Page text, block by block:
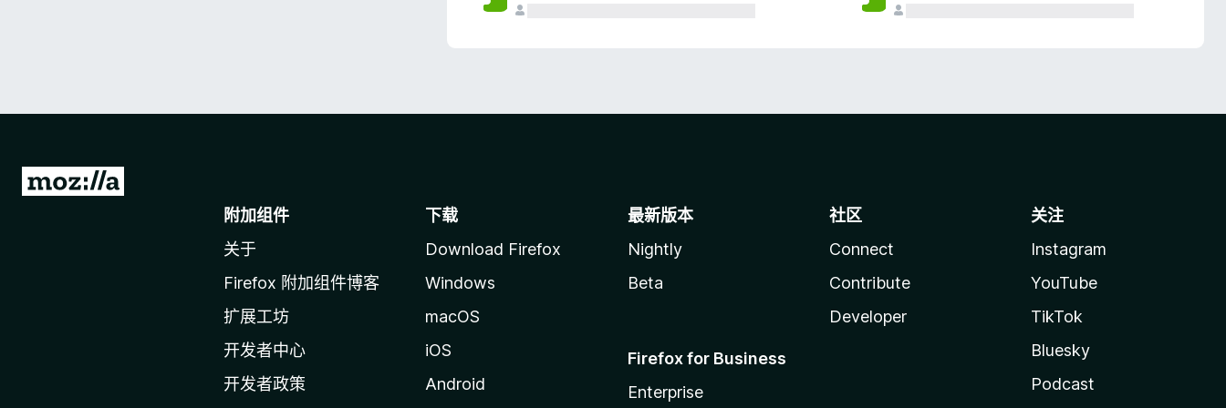
转
附加组件
关于
Firefox 附加组件博客
扩展工坊
开发者中心
开发者政策
下载
Download Firefox
Windows
macOS
iOS
Android
最新版本
Nightly
Beta
Firefox for Business
Enterprise
社区
Connect
Contribute
Developer
关注
Instagram
YouTube
TikTok
Bluesky
Podcast